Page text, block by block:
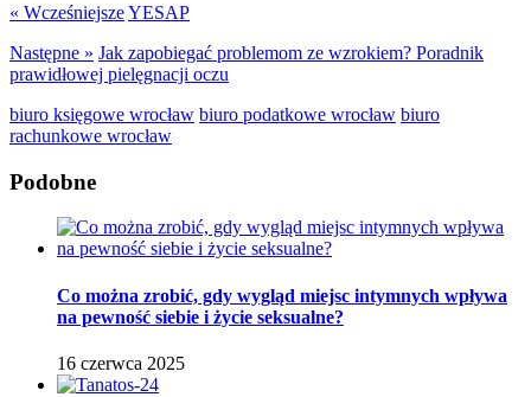
« WcześniejszeYESAP
Następne » Jak zapobiegać problemom ze wzrokiem? Poradnik
prawidłowej pielęgnacji oczu
biuro księgowe wrocław biuro podatkowe wrocław biuro
rachunkowe wrocław
Podobne
Co można zrobić, gdy wygląd miejsc intymnych wpływa
na pewność siebie i życie seksualne?
16 czerwca 2025